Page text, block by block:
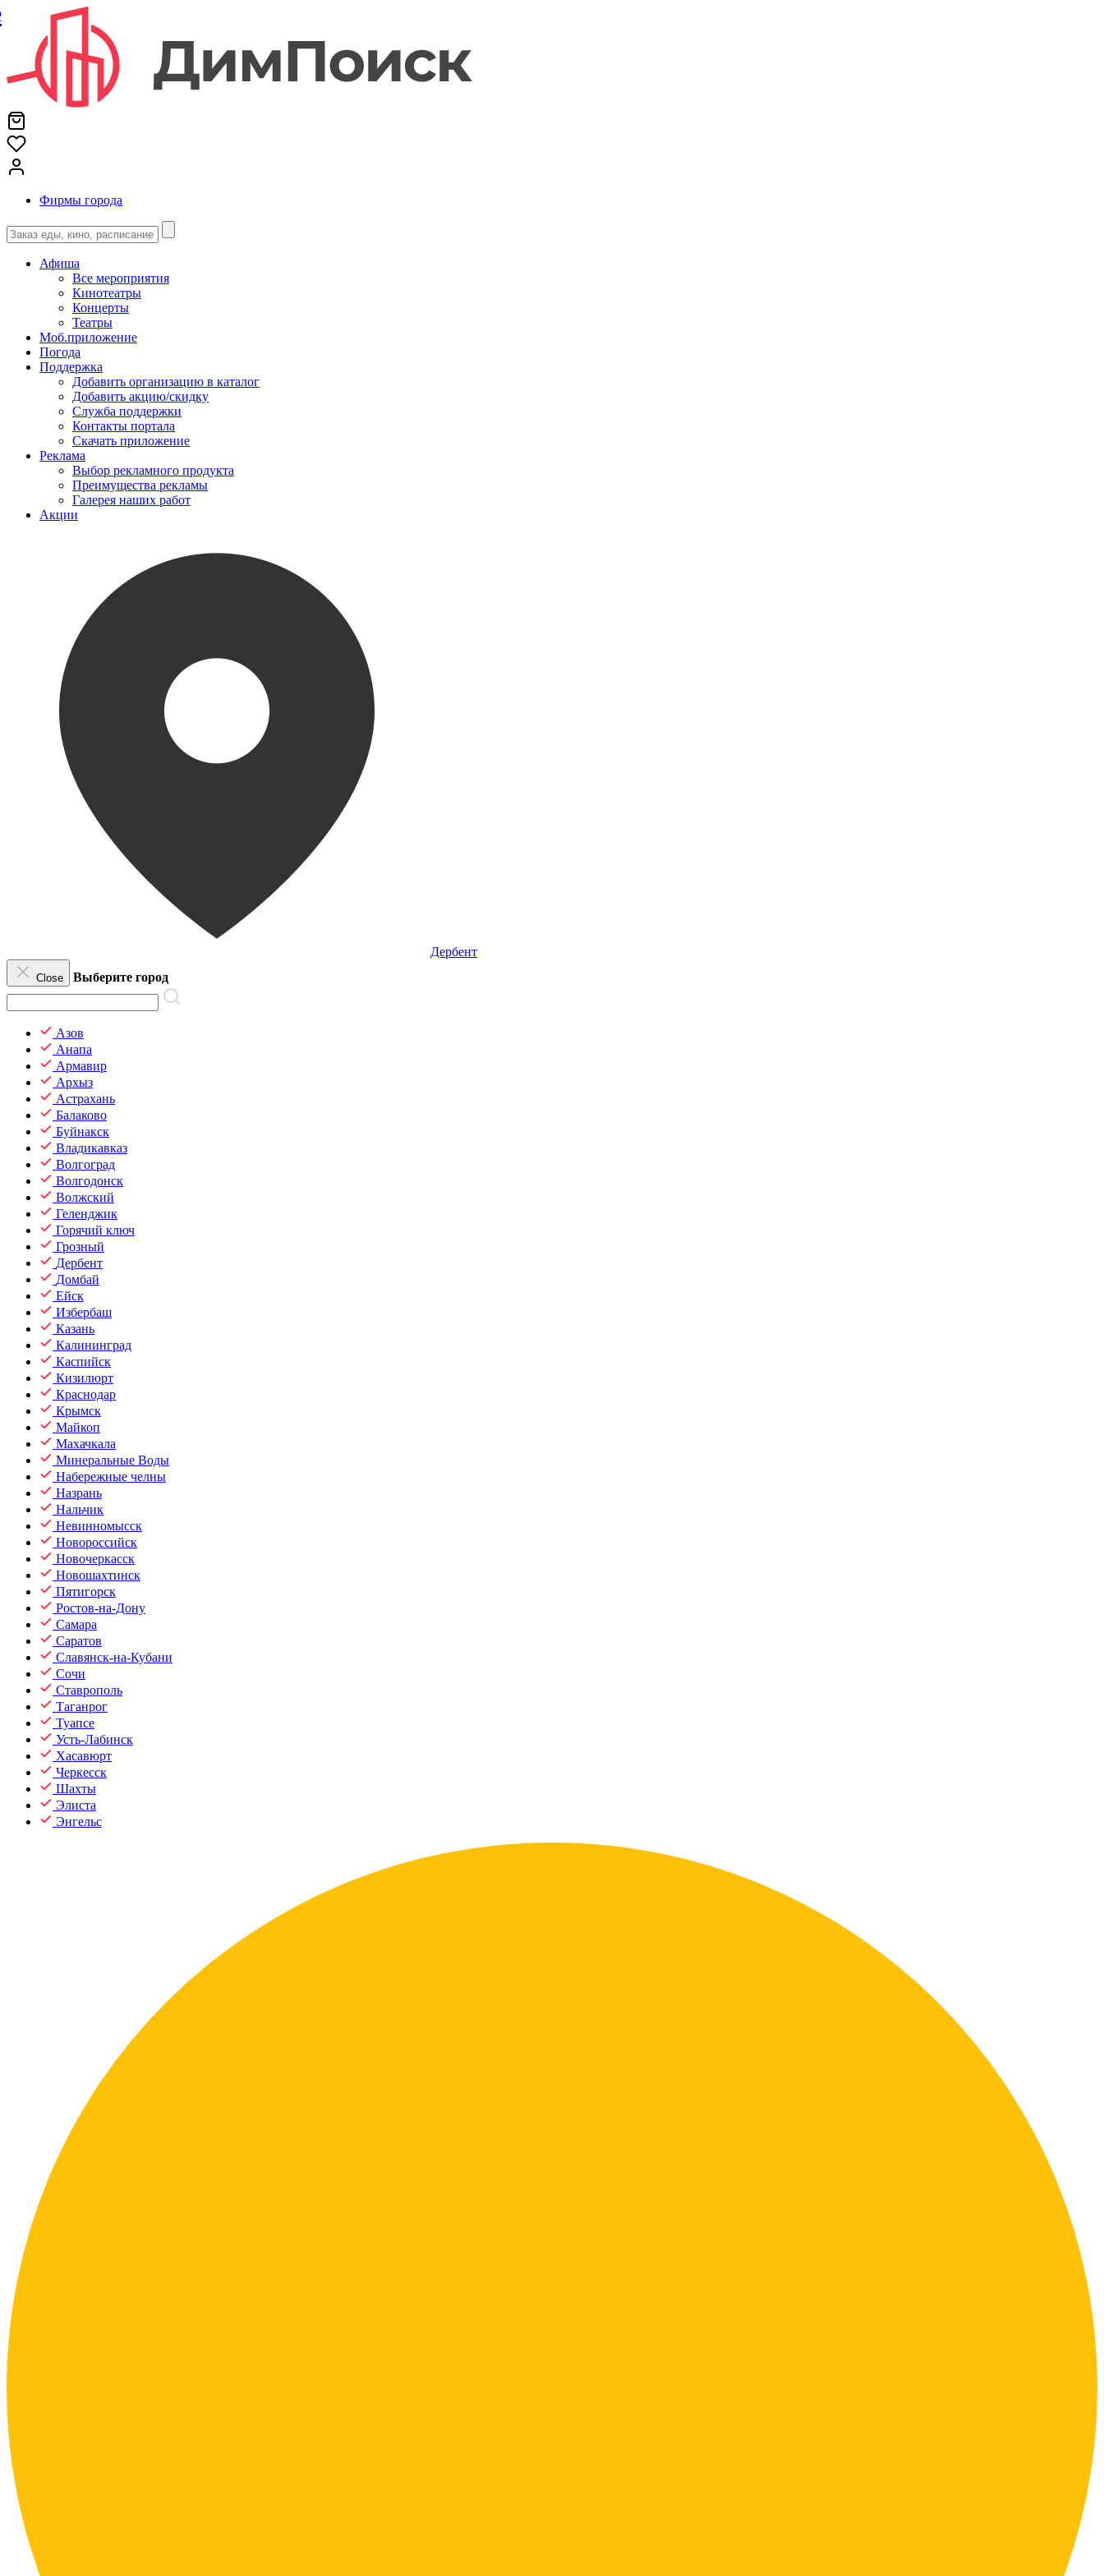
Фирмы города
Афиша
Все мероприятия
Кинотеатры
Концерты
Театры
Моб.приложение
Погода
Поддержка
Добавить организацию в каталог
Добавить акцию/скидку
Служба поддержки
Контакты портала
Скачать приложение
Реклама
Выбор рекламного продукта
Преимущества рекламы
Галерея наших работ
Акции
Дербент
Close Выберите город
Азов
Анапа
Армавир
Архыз
Астрахань
Балаково
Буйнакск
Владикавказ
Волгоград
Волгодонск
Волжский
Геленджик
Горячий ключ
Грозный
Дербент
Домбай
Ейск
Избербаш
Казань
Калининград
Каспийск
Кизилюрт
Краснодар
Крымск
Майкоп
Махачкала
Минеральные Воды
Набережные челны
Назрань
Нальчик
Невинномысск
Новороссийск
Новочеркасск
Новошахтинск
Пятигорск
Ростов-на-Дону
Самара
Саратов
Славянск-на-Кубани
Сочи
Ставрополь
Таганрог
Туапсе
Усть-Лабинск
Хасавюрт
Черкесск
Шахты
Элиста
Энгельс